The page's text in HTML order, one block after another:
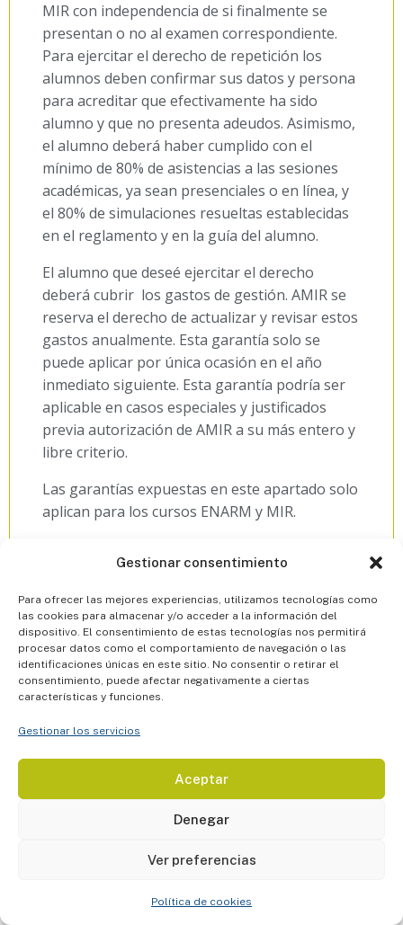
Gestionar consentimiento
Para ofrecer las mejores experiencias, utilizamos tecnologías como
las cookies para almacenar y/o acceder a la información del
dispositivo. El consentimiento de estas tecnologías nos permitirá
procesar datos como el comportamiento de navegación o las
identificaciones únicas en este sitio. No consentir o retirar el
consentimiento, puede afectar negativamente a ciertas
características y funciones.
Gestionar los servicios
Aceptar
Denegar
Ver preferencias
Política de cookies
MIR con independencia de si finalmente se
presentan o no al examen correspondiente.
Para ejercitar el derecho de repetición los
alumnos deben confirmar sus datos y persona
para acreditar que efectivamente ha sido
alumno y que no presenta adeudos. Asimismo,
el alumno deberá haber cumplido con el
mínimo de 80% de asistencias a las sesiones
académicas, ya sean presenciales o en línea, y
el 80% de simulaciones resueltas establecidas
en el reglamento y en la guía del alumno.
El alumno que deseé ejercitar el derecho
deberá cubrir los gastos de gestión. AMIR se
reserva el derecho de actualizar y revisar estos
gastos anualmente. Esta garantía solo se
puede aplicar por única ocasión en el año
inmediato siguiente. Esta garantía podría ser
aplicable en casos especiales y justificados
previa autorización de AMIR a su más entero y
libre criterio.
Las garantías expuestas en este apartado solo
aplican para los cursos ENARM y MIR.
INTERPRETACIÓN, NULIDAD
PARCIAL, Y JURISDICCIÓN.
La prestación de los Servicios y la entrega de
los productos objeto de este Contrato se
regirá por el Código Civil Federal.
generales y las condiciones particulares de
contratación de cada curso o producto,
prevalecerán las condiciones particulares.
Serán competentes para conocer de las
interpretación o aplicación de las presentes
Tribunales de la Ciudad de México.